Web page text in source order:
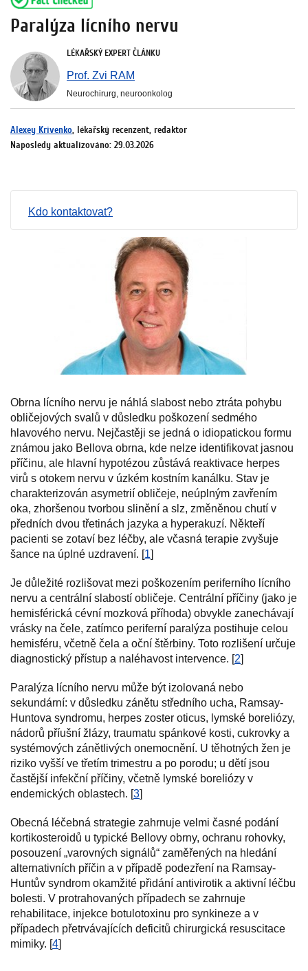
Paralýza lícního nervu
LÉKAŘSKÝ EXPERT ČLÁNKU
Prof. Zvi RAM
Neurochirurg, neuroonkolog
Alexey Krivenko, lékařský recenzent, redaktor
Naposledy aktualizováno: 29.03.2026
Kdo kontaktovat?
Obrna lícního nervu je náhlá slabost nebo ztráta pohybu
obličejových svalů v důsledku poškození sedmého
hlavového nervu. Nejčastěji se jedná o idiopatickou formu
známou jako Bellova obrna, kde nelze identifikovat jasnou
příčinu, ale hlavní hypotézou zůstává reaktivace herpes
virů s otokem nervu v úzkém kostním kanálku. Stav je
charakterizován asymetrií obličeje, neúplným zavřením
oka, zhoršenou tvorbou slinění a slz, změněnou chutí v
předních dvou třetinách jazyka a hyperakuzí. Někteří
pacienti se zotaví bez léčby, ale včasná terapie zvyšuje
šance na úplné uzdravení. [1]
Je důležité rozlišovat mezi poškozením periferního lícního
nervu a centrální slabostí obličeje. Centrální příčiny (jako je
hemisférická cévní mozková příhoda) obvykle zanechávají
vrásky na čele, zatímco periferní paralýza postihuje celou
hemisféru, včetně čela a oční štěrbiny. Toto rozlišení určuje
diagnostický přístup a naléhavost intervence. [2]
Paralýza lícního nervu může být izolovaná nebo
sekundární: v důsledku zánětu středního ucha, Ramsay-
Huntova syndromu, herpes zoster oticus, lymské boreliózy,
nádorů příušní žlázy, traumatu spánkové kosti, cukrovky a
systémových zánětlivých onemocnění. U těhotných žen je
riziko vyšší ve třetím trimestru a po porodu; u dětí jsou
častější infekční příčiny, včetně lymské boreliózy v
endemických oblastech. [3]
Obecná léčebná strategie zahrnuje velmi časné podání
kortikosteroidů u typické Bellovy obrny, ochranu rohovky,
posouzení „varovných signálů“ zaměřených na hledání
alternativních příčin a v případě podezření na Ramsay-
Huntův syndrom okamžité přidání antivirotik a aktivní léčbu
bolesti. V protrahovaných případech se zahrnuje
rehabilitace, injekce botulotoxinu pro synkineze a v
případech přetrvávajících deficitů chirurgická resuscitace
mimiky. [4]